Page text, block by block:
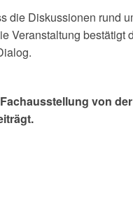
die Diskussionen rund
Veranstaltung
von